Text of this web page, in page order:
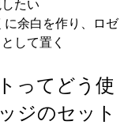
たい
余白を作り、ロゼ
して置く
ってどう使
ジのセット